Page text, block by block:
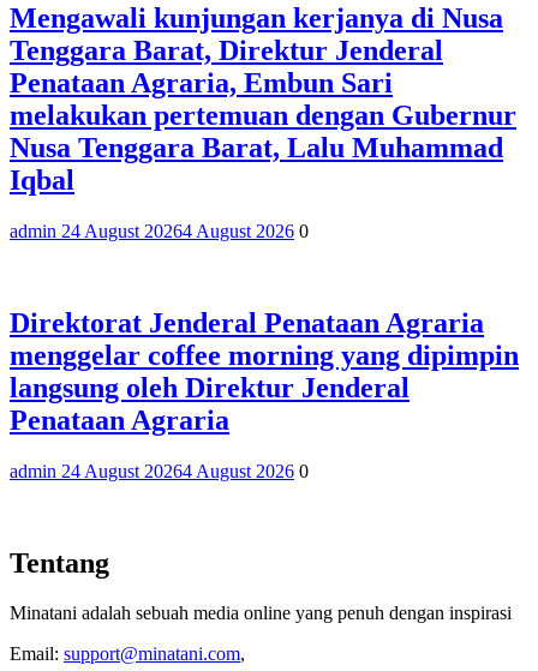
Mengawali kunjungan kerjanya di Nusa
Tenggara Barat, Direktur Jenderal
Penataan Agraria, Embun Sari
melakukan pertemuan dengan Gubernur
Nusa Tenggara Barat, Lalu Muhammad
Iqbal
admin 24 August 20264 August 2026 0
Direktorat Jenderal Penataan Agraria
menggelar coffee morning yang dipimpin
langsung oleh Direktur Jenderal
Penataan Agraria
admin 24 August 20264 August 2026 0
Tentang
Minatani adalah sebuah media online yang penuh dengan inspirasi
Email: support@minatani.com,